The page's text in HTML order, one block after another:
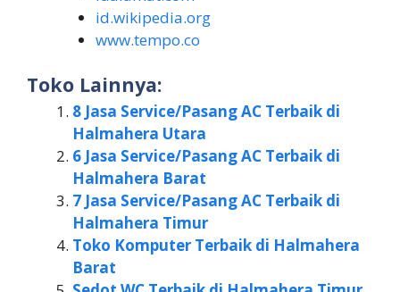
id.wikipedia.org
www.tempo.co
Toko Lainnya:
8 Jasa Service/Pasang AC Terbaik di
Halmahera Utara
6 Jasa Service/Pasang AC Terbaik di
Halmahera Barat
7 Jasa Service/Pasang AC Terbaik di
Halmahera Timur
Toko Komputer Terbaik di Halmahera
Barat